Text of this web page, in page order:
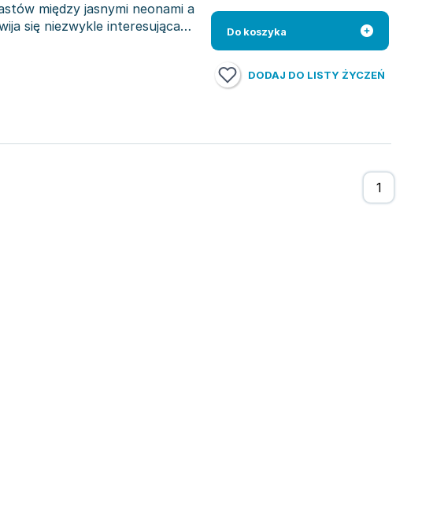
między jasnymi neonami a
się niezwykle interesująca
Do koszyka
DODAJ DO LISTY ŻYCZEŃ